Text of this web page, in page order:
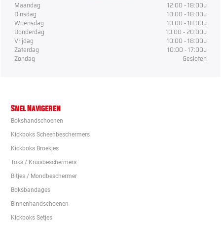
Maandag
12:00 - 18:00u
Dinsdag
10:00 - 18:00u
Woensdag
10:00 - 18:00u
Donderdag
10:00 - 20:00u
Vrijdag
10:00 - 18:00u
Zaterdag
10:00 - 17:00u
Zondag
Gesloten
Snel Navigeren
Bokshandschoenen
Kickboks Scheenbeschermers
Kickboks Broekjes
Toks / Kruisbeschermers
Bitjes / Mondbeschermer
Boksbandages
Binnenhandschoenen
Kickboks Setjes